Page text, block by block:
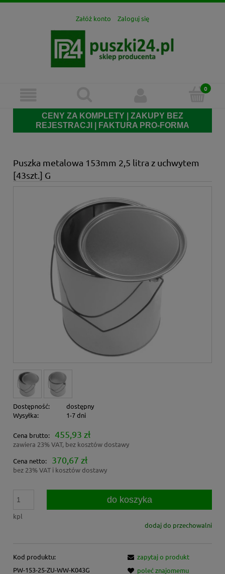
Załóż konto Zaloguj się
CENY ZA KOMPLETY | ZAKUPY BEZ
REJESTRACJI | FAKTURA PRO-FORMA
Puszka metalowa 153mm 2,5 litra z uchwytem
[43szt.] G
Dostępność:
dostępny
Wysyłka:
1-7 dni
Cena brutto: 455,93 zł
zawiera 23% VAT, bez kosztów dostawy
Cena netto:
370,67 zł
bez 23% VAT i kosztów dostawy
kpl
do koszyka
dodaj do przechowalni
Kod produktu:
PW-153-25-ZU-WW-K043G
zapytaj o produkt
poleć znajomemu